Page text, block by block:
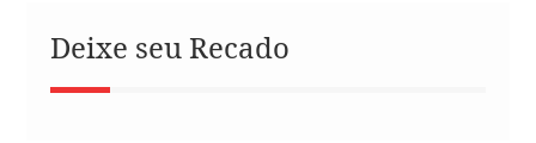
Deixe seu Recado